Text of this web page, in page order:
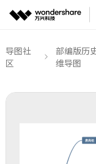
导图社
区
部编版历
维导图